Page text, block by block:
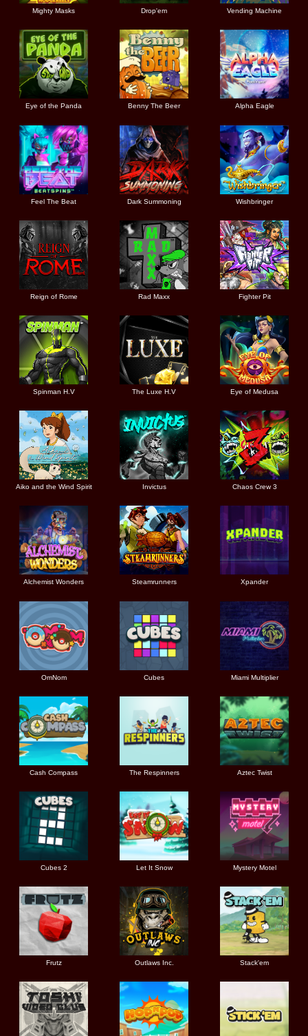
Mighty Masks Drop'em Vending Machine
Eye of the Panda Benny The Beer Alpha Eagle
Feel The Beat Dark Summoning Wishbringer
Reign of Rome Rad Maxx Fighter Pit
Spinman H.V The Luxe H.V Eye of Medusa
Aiko and the Wind Spirit Invictus Chaos Crew 3
Alchemist Wonders Steamrunners Xpander
OmNom Cubes Miami Multiplier
Cash Compass The Respinners Aztec Twist
Cubes 2 Let It Snow Mystery Motel
Frutz Outlaws Inc. Stack'em